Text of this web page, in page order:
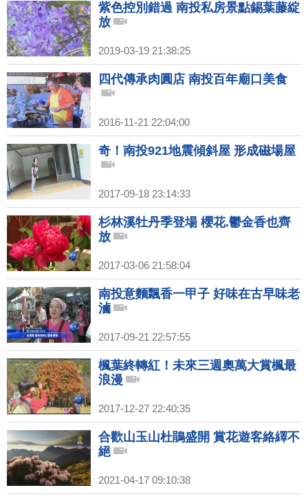
紫色控別錯過 南投私房景點錫葉藤綻
放
2019-03-19 21:38:25
四代傳承肉圓店 南投百年廟口美食
2016-11-21 22:04:00
奇！南投921地震傾斜屋 形成磁場屋
2017-09-18 23:14:33
杉林溪牡丹季登場 櫻花.鬱金香也齊
放
2017-03-06 21:58:04
南投意麵飄香一甲子 好味在古早味老
滷
2017-09-21 22:57:55
楓葉終轉紅！未來三週奧萬大賞楓最
浪漫
2017-12-27 22:40:35
合歡山玉山杜鵑盛開 賞花遊客絡繹不
絕
2021-04-17 09:10:38